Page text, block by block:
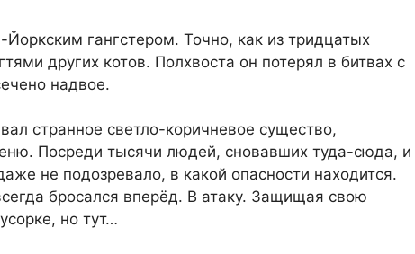
гангстером. Точно, как из тридцатых
других котов. Полхвоста он потерял в битвах с
надвое.
странное светло-коричневое существо,
Посреди тысячи людей, сновавших туда-сюда, и
не подозревало, в какой опасности находится.
бросался вперёд. В атаку. Защищая свою
но тут…